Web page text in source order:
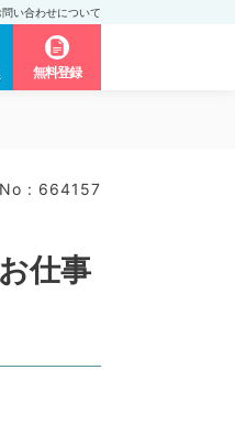
い合わせについて
無料登録
: 664157
仕事